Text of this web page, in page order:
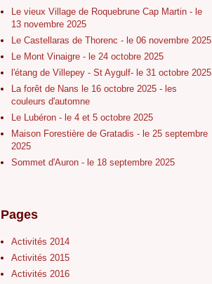
Le vieux Village de Roquebrune Cap Martin - le
13 novembre 2025
Le Castellaras de Thorenc - le 06 novembre 2025
Le Mont Vinaigre - le 24 octobre 2025
l'étang de Villepey - St Aygulf- le 31 octobre 2025
La forêt de Nans le 16 octobre 2025 - les
couleurs d'automne
Le Lubéron - le 4 et 5 octobre 2025
Maison Forestière de Gratadis - le 25 septembre
2025
Sommet d'Auron - le 18 septembre 2025
Pages
Activités 2014
Activités 2015
Activités 2016